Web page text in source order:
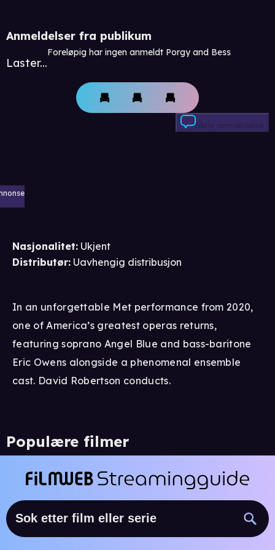
Anmeldelser fra publikum
Laster...
Foreløpig har ingen anmeldt Porgy and Bess
Skriv anmeldelse
Nasjonalitet: Ukjent
Distributør: Uavhengig distribusjon
In an unforgettable Met performance from 2020,
one of America’s greatest operas returns,
featuring soprano Angel Blue and bass-baritone
Eric Owens alongside a phenomenal ensemble
cast. David Robertson conducts.
Populære filmer